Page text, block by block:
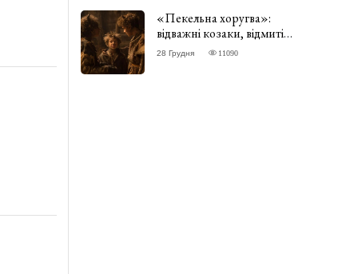
«Пекельна хоругва»:
відважні козаки, відмиті
чорти та відчайдушний
28 Грудня 11090